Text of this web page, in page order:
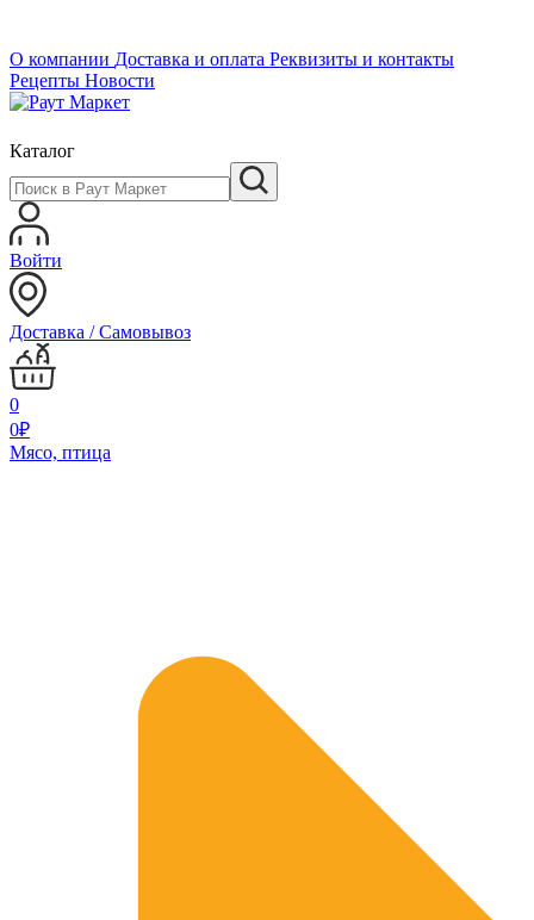
О компании Доставка и оплата Реквизиты и контакты
Рецепты Новости
Каталог
Войти
Доставка / Самовывоз
0
0₽
Мясо, птица